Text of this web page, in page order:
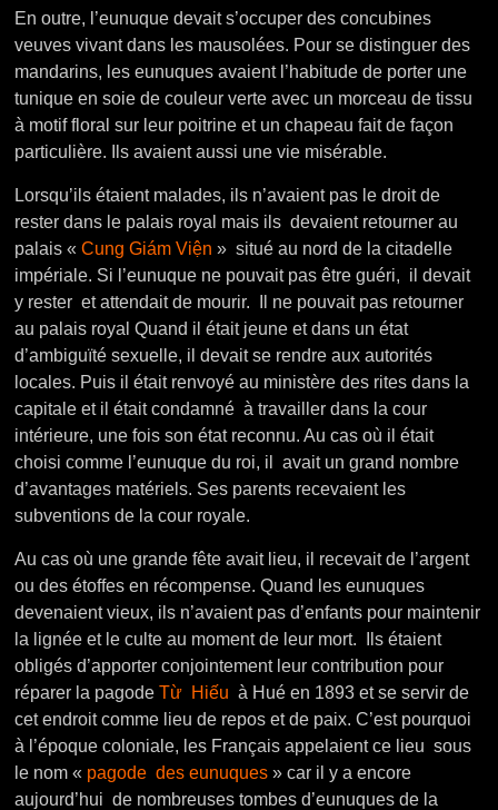
En outre, l’eunuque devait s’occuper des concubines
veuves vivant dans les mausolées. Pour se distinguer des
mandarins, les eunuques avaient l’habitude de porter une
tunique en soie de couleur verte avec un morceau de tissu
à motif floral sur leur poitrine et un chapeau fait de façon
particulière. Ils avaient aussi une vie misérable.
Lorsqu’ils étaient malades, ils n’avaient pas le droit de
rester dans le palais royal mais ils devaient retourner au
palais «Cung Giám Viện » situé au nord de la citadelle
impériale. Si l’eunuque ne pouvait pas être guéri, il devait
y rester et attendait de mourir. Il ne pouvait pas retourner
au palais royal Quand il était jeune et dans un état
d’ambiguïté sexuelle, il devait se rendre aux autorités
locales. Puis il était renvoyé au ministère des rites dans la
capitale et il était condamné à travailler dans la cour
intérieure, une fois son état reconnu. Au cas où il était
choisi comme l’eunuque du roi, il avait un grand nombre
d’avantages matériels. Ses parents recevaient les
subventions de la cour royale.
Au cas où une grande fête avait lieu, il recevait de l’argent
ou des étoffes en récompense.Quand les eunuques
devenaient vieux, ils n’avaient pas d’enfants pour maintenir
la lignée et le culte au moment de leur mort. Ils étaient
obligés d’apporter conjointement leur contribution pour
réparer la pagode Từ Hiếu à Hué en 1893 et ​​se servir de
cet endroit comme lieu de repos et de paix. C’est pourquoi
à l’époque coloniale, les Français appelaient ce lieu sous
le nom « pagode des eunuques » car il y a encore
aujourd’hui de nombreuses tombes d’eunuques de la